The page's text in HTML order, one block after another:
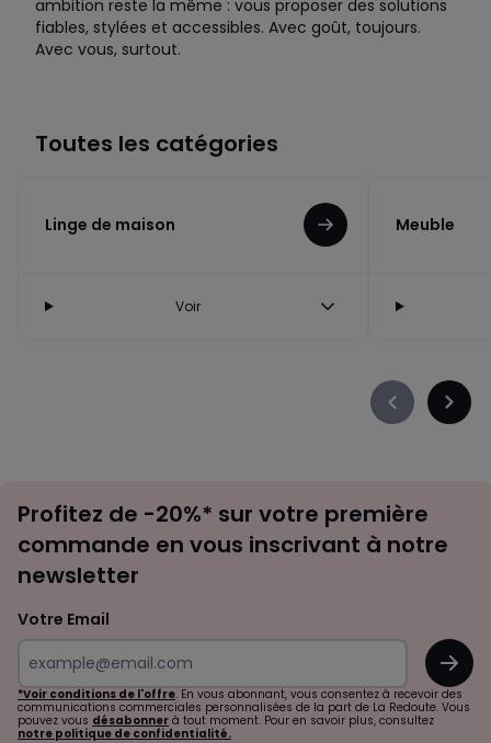
ambition reste la même : vous proposer des solutions
fiables, stylées et accessibles. Avec goût, toujours.
Avec vous, surtout.
Toutes les catégories
Linge de maison
Voir
Meuble
Précédent
gauche
newsletter
Profitez de -20%* sur votre première
commande en vous inscrivant à notre
newsletter
Votre Email
OK
*Voir conditions de l'offre. En vous abonnant, vous consentez à recevoir des
communications commerciales personnalisées de la part de La Redoute. Vous
pouvez vous désabonner à tout moment. Pour en savoir plus, consultez
notre politique de confidentialité.